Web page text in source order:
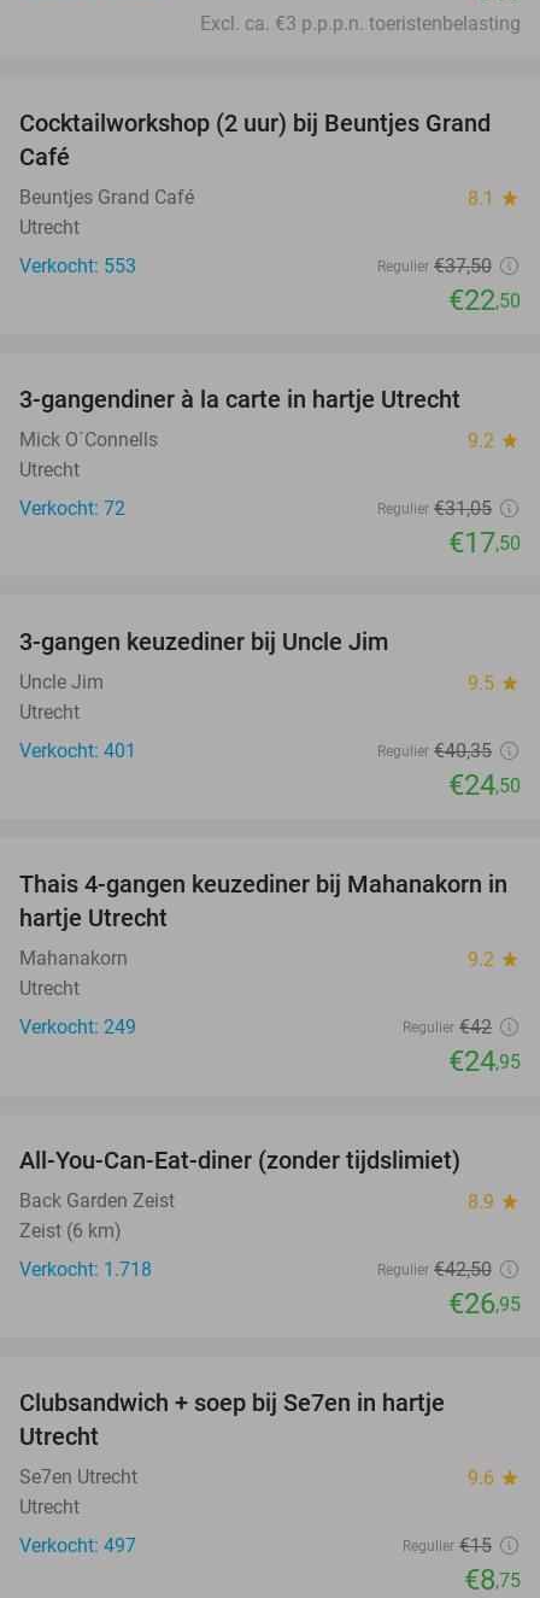
Excl. ca. €3 p.p.p.n. toeristenbelasting
40%
Cocktailworkshop (2 uur) bij Beuntjes Grand
Café
Beuntjes Grand Café 8.1 star
Utrecht
Verkocht: 553
Regulier €37,50
€22,50
3-gangendiner à la carte in hartje Utrecht
Mick O´Connells 9.2 star
Utrecht
Verkocht: 72
Regulier €31,05
€17,50
3-gangen keuzediner bij Uncle Jim
Uncle Jim 9.5 star
Utrecht
Verkocht: 401
Regulier €40,35
€24,50
41%
Thais 4-gangen keuzediner bij Mahanakorn in
hartje Utrecht
Mahanakorn 9.2 star
Utrecht
Verkocht: 249
Regulier €42
€24,95
All-You-Can-Eat-diner (zonder tijdslimiet)
Back Garden Zeist 8.9 star
Zeist (6 km)
Verkocht: 1.718
Regulier €42,50
€26,95
Clubsandwich + soep bij Se7en in hartje
Utrecht
Se7en Utrecht 9.6 star
Utrecht
Verkocht: 497
Regulier €15
€8,75